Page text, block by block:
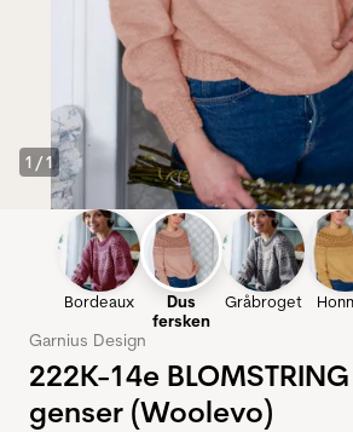
1 /1
Bordeaux
Dus
fersken
Gråbroget
Garnius Design
222K-14e BLOMSTRING
genser (Woolevo)